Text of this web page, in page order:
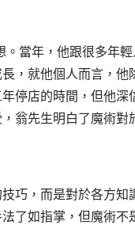
，就他個人而言，
停店的時間，但他
翁先生明白了魔術對
巧，而是對於各方
了如指掌，但魔術